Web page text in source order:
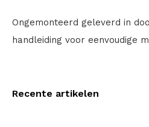
Ongemonteerd geleverd in
handleiding voor eenvoudige
Recente artikelen